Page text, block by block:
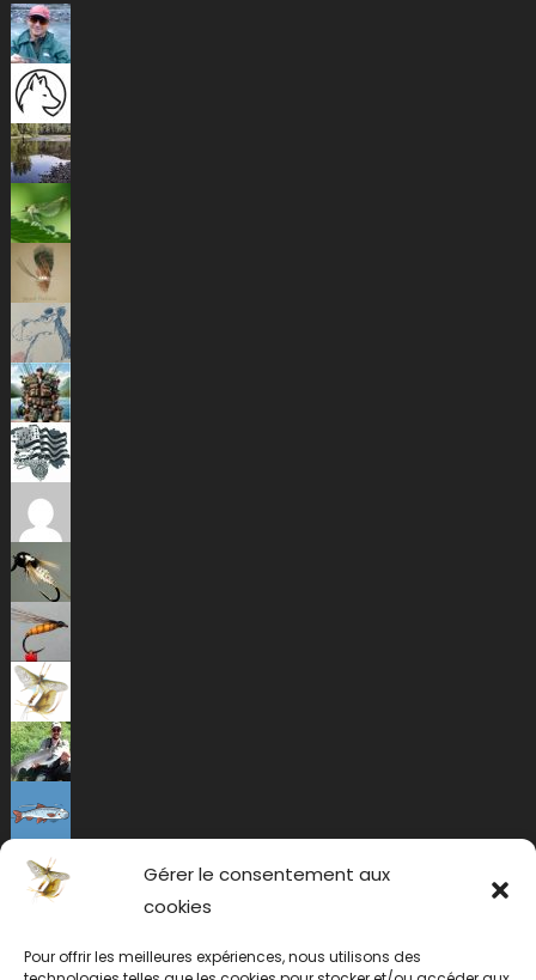
Gérer le consentement aux
cookies
Pour offrir les meilleures expériences, nous utilisons des